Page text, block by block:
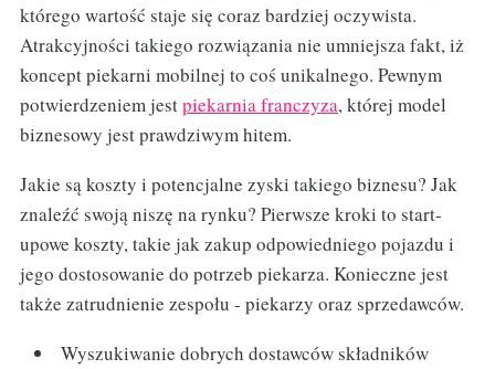
którego wartość staje się coraz bardziej oczywista.
Atrakcyjności takiego rozwiązania nie umniejsza fakt, iż
koncept piekarni mobilnej to coś unikalnego. Pewnym
potwierdzeniem jestpiekarnia franczyza, której model
biznesowy jest prawdziwym hitem.
Jakie są koszty i potencjalne zyski takiego biznesu? Jak
znaleźć swoją niszę na rynku? Pierwsze kroki to start-
upowe koszty, takie jak zakup odpowiedniego pojazdu i
jego dostosowanie do potrzeb piekarza. Konieczne jest
także zatrudnienie zespołu - piekarzy oraz sprzedawców.
Wyszukiwanie dobrych dostawców składników